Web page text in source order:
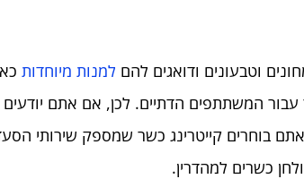
וטבעונים ודואגים להם למנות מיוחדות
המשתתפים הדתיים. לכן, אם אתם
בוחרים קייטרינג כשר שמספק שירותי
כשרים למהדרין.